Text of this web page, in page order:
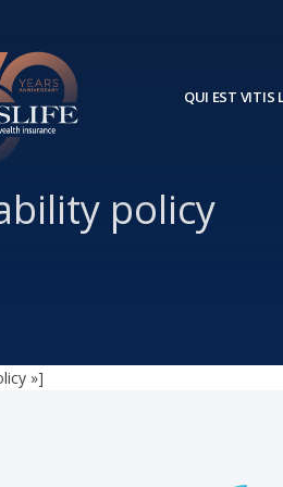
QUI EST VITIS
policy
»]